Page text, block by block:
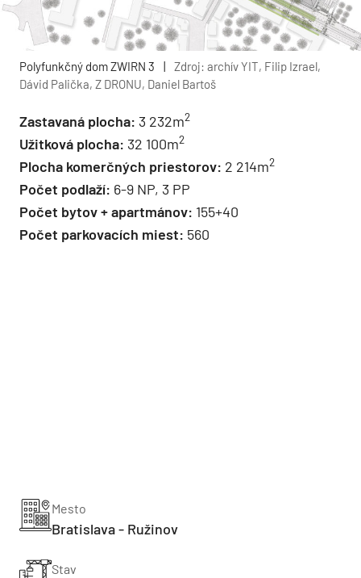
Polyfunkčný dom ZWIRN 3 |
Zdroj: archív YIT, Filip Izrael,
Dávid Palička, Z DRONU, Daniel Bartoš
Zastavaná plocha: 3 232m2
Užitková plocha: 32 100m2
Plocha komerčných priestorov: 2 214m2
Počet podlaží: 6-9 NP, 3 PP
Počet bytov + apartmánov: 155+40
Počet parkovacích miest: 560
Mesto
Bratislava - Ružinov
Stav